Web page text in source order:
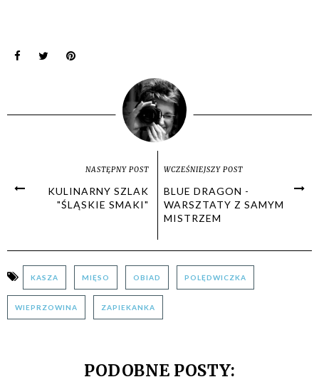
NASTĘPNY POST
KULINARNY SZLAK
"ŚLĄSKIE SMAKI"
WCZEŚNIEJSZY POST
BLUE DRAGON -
WARSZTATY Z SAMYM
MISTRZEM
KASZA MIĘSO OBIAD POLĘDWICZKA
WIEPRZOWINA ZAPIEKANKA
PODOBNE POSTY: